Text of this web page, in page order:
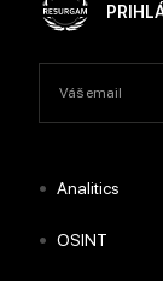
• Analitics
• OSINT